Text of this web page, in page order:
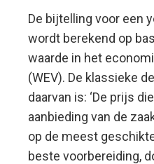
De bijtelling voor een
wordt berekend op
waarde in het
(WEV). De klassieke
daarvan is: ‘De prijs
aanbieding van de
op de meest
beste voorbereiding,